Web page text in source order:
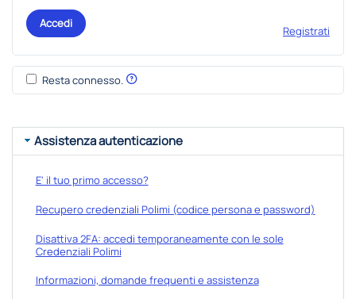
Accedi
Registrati
Resta connesso.
Assistenza autenticazione
E' il tuo primo accesso?
Recupero credenziali Polimi (codice persona e password)
Disattiva 2FA: accedi temporaneamente con le sole
Credenziali Polimi
Informazioni, domande frequenti e assistenza